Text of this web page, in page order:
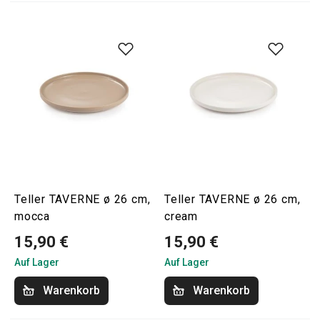
Teller TAVERNE ø 26 cm,
mocca
15,90 €
Auf Lager
Warenkorb
Teller TAVERNE ø 26 cm,
cream
15,90 €
Auf Lager
Warenkorb